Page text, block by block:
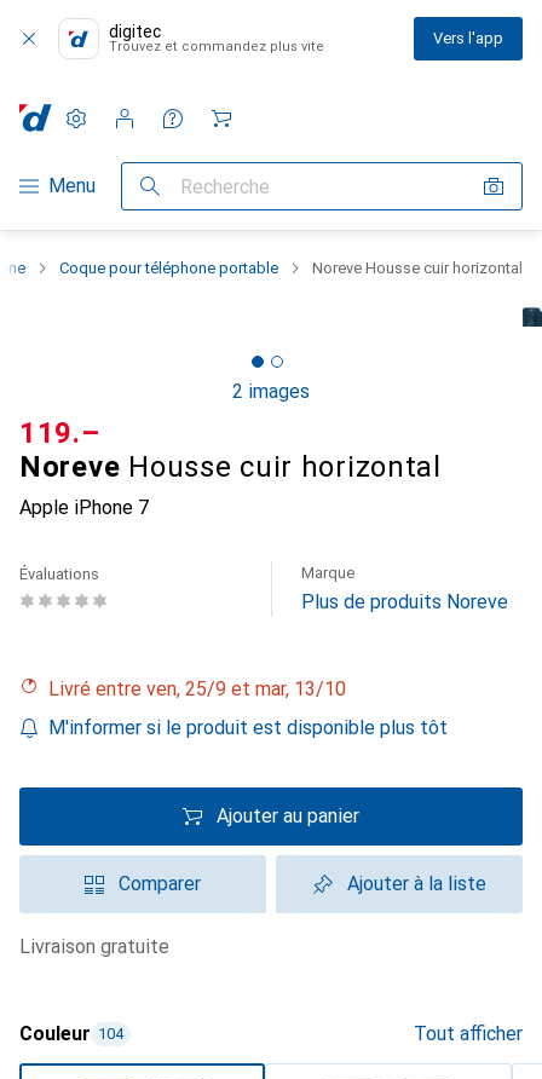
digitec
Trouvez et commandez plus vite Vers l'app
Navigation par catégorie
Menu Recherche
Paramètres
Compte client
Listes de comparaison
Listes d'envies
Panier
Coque pour téléphone portable Noreve Housse cuir horizontal
2 images
Noreve Housse cuir horizontal
Apple iPhone 7
CHF
119.–
Évaluations Marque
Plus de produits Noreve
Livré entre ven, 25/9 et mar, 13/10
M'informer si le produit est disponible plus tôt
Ajouter au panier
Comparer Ajouter à la liste
livraison gratuite
Couleur 104 Tout afficher